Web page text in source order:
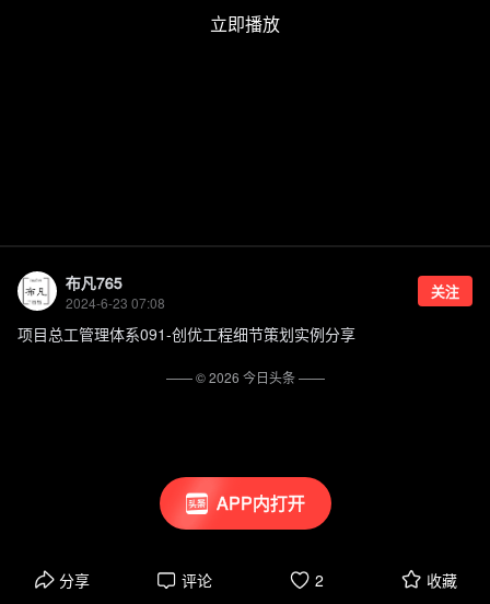
APP内打开
布凡765
2024-6-23 07:08
关注
项目总工管理体系091-创优工程细节策划实例分享
分享 评论 2 收藏
—— ©2026 今日头条——